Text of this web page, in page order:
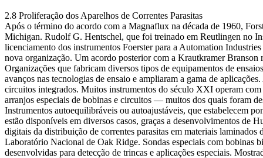
2.8 Proliferação dos Aparelhos de Correntes Parasitas
Após o término do acordo com a Magnaflux na década de 1960,
Michigan. Rudolf G. Hentschel, que foi treinado em Reutlingen no
licenciamento dos instrumentos Foerster para a Automation
nova organização. Um acordo posterior com a Krautkramer Branson
Organizações que fabricam diversos tipos de equipamentos de
avanços nas tecnologias de ensaio e ampliaram a gama de
circuitos integrados. Muitos instrumentos do século XXI operam
arranjos especiais de bobinas e circuitos — muitos dos quais foram
Instrumentos autoequilibráveis ​​ou autoajustáveis, que estabelecem
estão disponíveis em diversos casos, graças a desenvolvimentos de
digitais da distribuição de correntes parasitas em materiais
Laboratório Nacional de Oak Ridge. Sondas especiais com bobinas
desenvolvidas para detecção de trincas e aplicações especiais.